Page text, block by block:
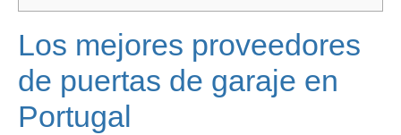
Los mejores proveedores
de puertas de garaje en
Portugal